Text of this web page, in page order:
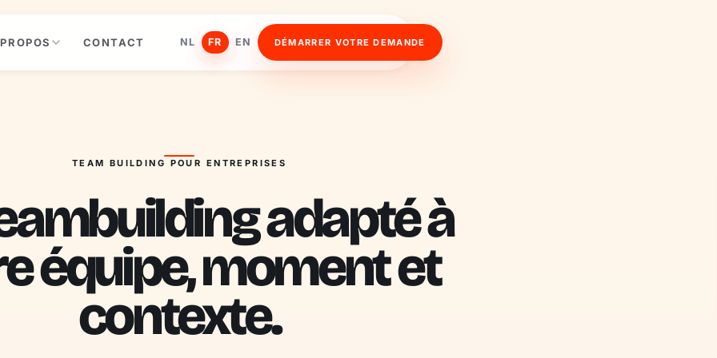
CONTACT NL FR EN DÉMARRER VOTRE DEMANDE
TEAM BUILDING POUR ENTREPRISES
adapté à
équipe, moment et
contexte.